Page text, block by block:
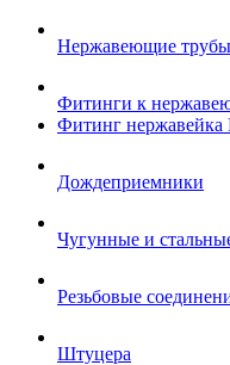
Нержавеющие трубы
Фитинги к
Фитинг нержавейка
Дождеприемники
Чугунные и
Резьбовые
Штуцера